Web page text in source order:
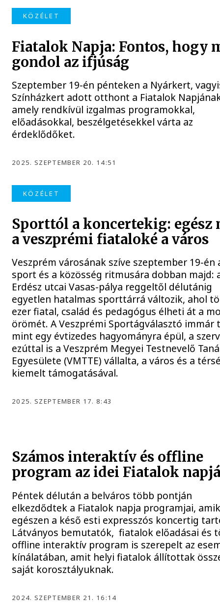
KÖZÉLET
Fiatalok Napja: Fontos, hogy
gondol az ifjúság
Szeptember 19-én pénteken a Nyárkert,
Színházkert adott otthont a Fiatalok
amely rendkívül izgalmas programokkal,
előadásokkal, beszélgetésekkel várta az
érdeklődőket.
2025. SZEPTEMBER 20. 14:51
KÖZÉLET
Sporttól a koncertekig: egész
a veszprémi fiataloké a város
Veszprém városának szíve szeptember 19-én
sport és a közösség ritmusára dobban majd:
Erdész utcai Vasas-pálya reggeltől délutánig
egyetlen hatalmas sporttárrá változik, ahol
ezer fiatal, család és pedagógus élheti át a
örömét. A Veszprémi Sportágválasztó immár
mint egy évtizedes hagyományra épül, a
ezúttal is a Veszprém Megyei Testnevelő
Egyesülete (VMTTE) vállalta, a város és a
kiemelt támogatásával.
2025. SZEPTEMBER 17. 8:43
Számos interaktív és offline
program az idei Fiatalok
Péntek délután a belváros több pontján
elkezdődtek a Fiatalok napja programjai,
egészen a késő esti expresszós koncertig
Látványos bemutatók, fiatalok előadásai és
offline interaktív program is szerepelt az
kínálatában, amit helyi fiatalok állítottak
saját korosztályuknak.
2024. SZEPTEMBER 21. 16:14